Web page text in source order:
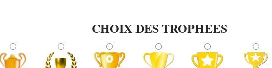
CHOIX DES TROPHEES